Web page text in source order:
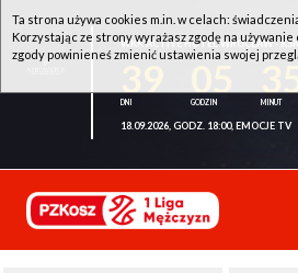
WKK ACTIVE HOTEL WROCŁAW -
18.09.2026, GODZ. 18:00, EMOCJE TV
Ta strona używa cookies m.in. w celach:
Korzystając ze strony wyrażasz zgodę na
zgody powinieneś zmienić ustawienia swojej